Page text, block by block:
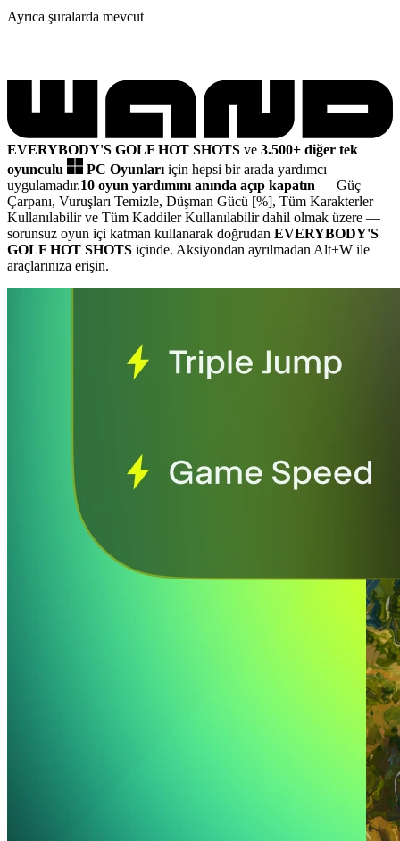
Ayrıca şuralarda mevcut
EVERYBODY'S GOLF HOT SHOTS ve 3.500+ diğer tek
oyunculu
PC Oyunları için hepsi bir arada yardımcı
uygulamadır.10 oyun yardımını anında açıp kapatın — Güç
Çarpanı, Vuruşları Temizle, Düşman Gücü [%], Tüm Karakterler
Kullanılabilir ve Tüm Kaddiler Kullanılabilir dahil olmak üzere —
sorunsuz oyun içi katman kullanarak doğrudan EVERYBODY'S
GOLF HOT SHOTS içinde. Aksiyondan ayrılmadan Alt+W ile
araçlarınıza erişin.